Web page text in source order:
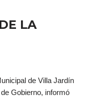
LA
de Villa Jardín
Gobierno, informó